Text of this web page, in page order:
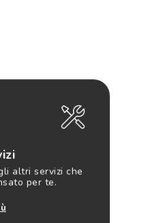
altri servizi che
per te.